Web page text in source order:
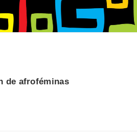
de afroféminas